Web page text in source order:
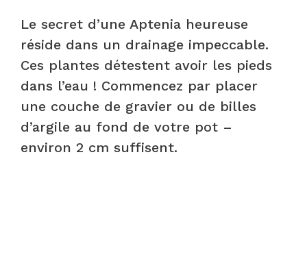
Le secret d’une Aptenia heureuse
réside dans un drainage impeccable.
Ces plantes détestent avoir les pieds
dans l’eau ! Commencez par placer
une couche de gravier ou de billes
d’argile au fond de votre pot –
environ 2 cm suffisent.